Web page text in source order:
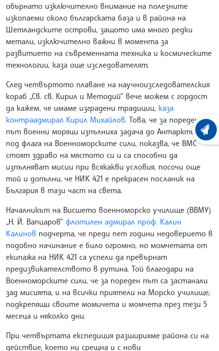
обърнато изключително внимание на полезните
изкопаеми около българската база и в района на
Шетландските острови, защото има много редки
метали, изключително важни в момента за
развитието на съвременната техника и космическите
технологии, каза още изследователят.
След четвъртото плаване на научноизследователския
кораб „Св. св. Кирил и Методий“ вече можем с гордост
да кажем, че имаме изградени традиции, каза
контраадмирал Кирил Михайлов. Това, че за пореден
път военни моряци изпълниха задача до Антарктида
под флага на Военноморските сили, показва, че ВМС
стоят здраво на мястото си и са способни да
изпълняват мисии при всякакви условия, посочи още
той и допълни, че НИК 421 е прекрасен посланик на
България в тази част на света.
Началникът на Висшето военноморско училище (ВВМУ)
„Н. Й. Вапцаров“ флотилен адмирал проф. Калин
Калинов подчерта, че преди пет години недоверието в
подобно начинание е било огромно, но момчетата от
екипажа на НИК 421 са успели да превърнат
предизвикателството в рутина. Той благодари на
Военноморските сили, че за пореден път са застанали
зад мисията, и на всички приятели на Морско училище,
подкрепящи своите момичета и момчета през тези 5
месеца и няколко дни.
При четвъртата експедиция разширихме района си на
действие, което ни срещна и с нови